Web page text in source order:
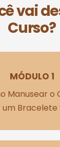
vai
Curso?
MÓDULO 1
Manusear o
um Bracelete